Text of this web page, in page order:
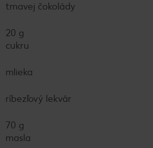
tmavej čokolády
20 g
cukru
mlieka
ríbezľový lekvár
70 g
masla